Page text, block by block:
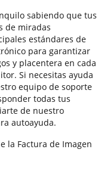
sabiendo que tus
de miradas
estándares de
para garantizar
y placentera en cada
Si necesitas ayuda
equipo de soporte
todas tus
de nuestro
autoayuda.
la Factura de Imagen